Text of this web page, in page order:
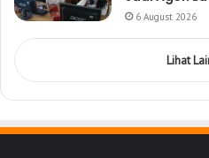
6 August 2026
Lihat